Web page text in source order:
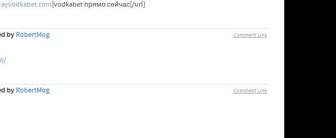
]vodkabet прямо сейчас[/url]
Comment Link
by RobertMog
Comment Link
by RobertMog